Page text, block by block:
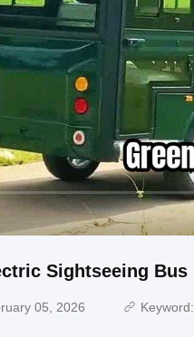
Sightseeing Bus
05, 2026 Keyword: